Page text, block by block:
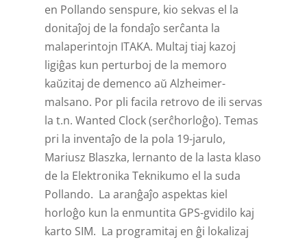
en Pollando senspure, kio sekvas el la
donitaĵoj de la fondaĵo serĉanta la
malaper­intojn ITAKA. Multaj tiaj kazoj
ligiĝas kun perturboj de la memoro
kaŭzitaj de demenco aŭ Alzheimer-
malsano. Por pli facila retrovo de ili servas
la t.n. Wanted Clock (serĉhorloĝo). Temas
pri la inventaĵo de la pola 19-jarulo,
Mariusz Blaszka, lernanto de la lasta klaso
de la Elektronika Teknikumo el la suda
Pollando. La aranĝaĵo aspektas kiel
horloĝo kun la enmuntita GPS-gvidilo kaj
karto SIM. La programitaj en ĝi lokalizaj